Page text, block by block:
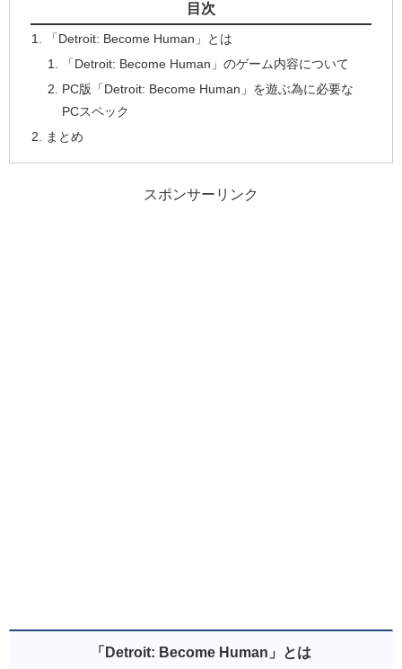
目次
「Detroit: Become Human」とは
「Detroit: Become Human」のゲーム内容について
PC版「Detroit: Become Human」を遊ぶ為に必要な
PCスペック
まとめ
スポンサーリンク
「Detroit: Become Human」とは